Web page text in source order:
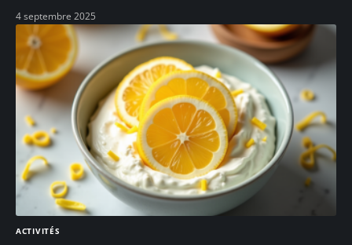
4 septembre 2025
ACTIVITÉS